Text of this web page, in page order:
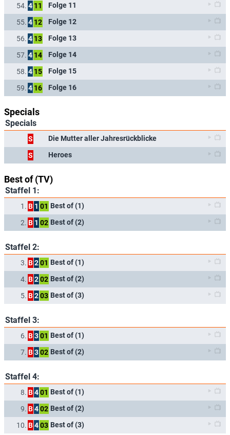
54. 4 11 Folge 11
55. 4 12 Folge 12
56. 4 13 Folge 13
57. 4 14 Folge 14
58. 4 15 Folge 15
59. 4 16 Folge 16
Specials
Specials
S Die Mutter aller Jahresrückblicke
S Heroes
Best of (TV)
Staffel 1:
1. B 1 01 Best of (1)
2. B 1 02 Best of (2)
Staffel 2:
3. B201 Best of (1)
4. B202 Best of (2)
5. B203 Best of (3)
Staffel 3:
6. B301 Best of (1)
7. B302 Best of (2)
Staffel 4:
8. B401 Best of (1)
9. B402 Best of (2)
10. B403 Best of (3)